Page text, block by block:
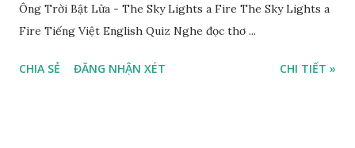
Ông Trời Bật Lửa - The Sky Lights a Fire The Sky Lights a
Fire Tiếng Việt English Quiz Nghe đọc thơ ...
CHIA SẺ ĐĂNG NHẬN XÉT CHI TIẾT »